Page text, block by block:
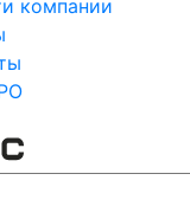
компании